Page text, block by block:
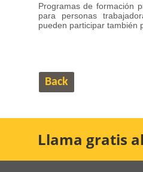
Programas de formación
para personas
pueden participar también
Back
Llama gratis